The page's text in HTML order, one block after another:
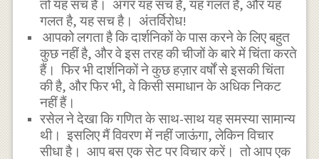
तो यह सच है। अगर यह सच है, यह गलत है, और यह
गलत है, यह सच है। अंतर्विरोध!
आपको लगता है कि दार्शनिकों के पास करने के लिए बहुत
कुछ नहीं है, और वे इस तरह की चीजों के बारे में चिंता करते
हैं। फिर भी दार्शनिकों ने कुछ हज़ार वर्षों से इसकी चिंता
की है, और फिर भी, वे किसी समाधान के अधिक निकट
नहीं हैं।
रसेल ने देखा कि गणित के साथ-साथ यह समस्या सामान्य
थी। इसलिए मैं विवरण में नहीं जाऊंगा, लेकिन विचार
सीधा है। आप बस एक सेट पर विचार करें। तो आप एक